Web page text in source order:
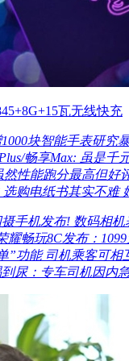
瓦无线快充
块智能手表研究
畅享Max: 虽是千
然性能跑分最高但好
选购电纸书其实不难
手机发布! 数码相
耀畅玩8C发布：
”功能 司机乘客可相
尿：专车司机因内